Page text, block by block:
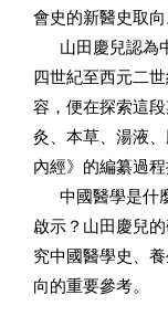
會史的新醫史取向
山田慶兒認為
四世紀至西元二
容，便在探索這
灸、本草、湯液
內經》的編纂過程
中國醫學是什
啟示？山田慶兒
究中國醫學史、
向的重要參考。